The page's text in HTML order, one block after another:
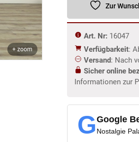
+ zoom
Zur
Art. Nr: 16047
Verfügbarkeit:
Versand: Nach
Sicher online
Informationen zur
GGoogle
Nostalgie